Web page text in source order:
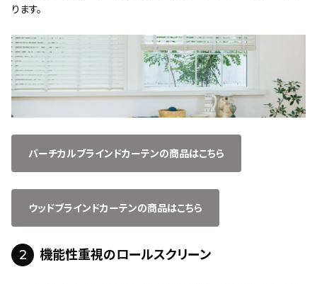
ります。
バーチカルブラインドカーテンの商品はこちら
ウッドブラインドカーテンの商品はこちら
2 機能性重視のロールスクリーン